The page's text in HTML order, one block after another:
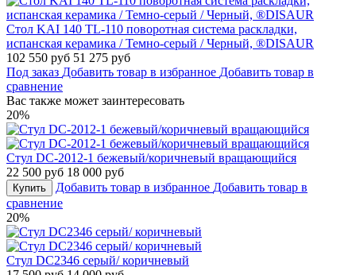
Стол KAI 140 TL-110 поворотная система раскладки,
испанская керамика / Темно-серый / Черный, ®DISAUR
102 550 руб 51 275 руб
Под заказ Добавить товар в избранное Добавить товар в
сравнение
Вас также может заинтересовать
20%
Стул DC-2012-1 бежевый/коричневый вращающийся
22 500 руб 18 000 руб
Купить Добавить товар в избранное Добавить товар в
сравнение
20%
Стул DC2346 серый/ коричневый